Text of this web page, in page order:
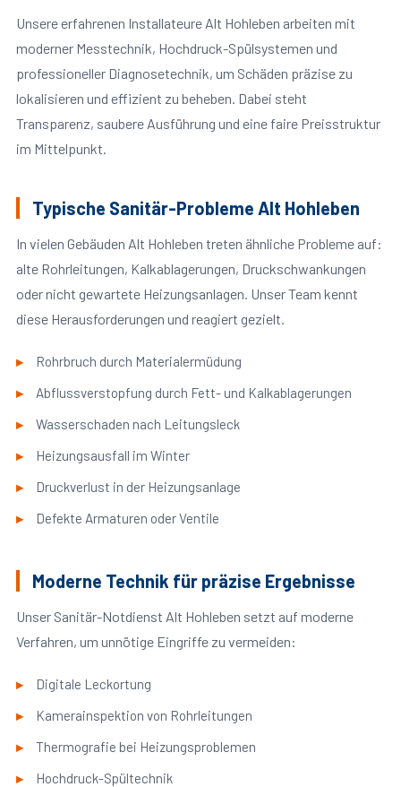
Unsere erfahrenen Installateure Alt Hohleben arbeiten mit
moderner Messtechnik, Hochdruck-Spülsystemen und
professioneller Diagnosetechnik, um Schäden präzise zu
lokalisieren und effizient zu beheben. Dabei steht
Transparenz, saubere Ausführung und eine faire Preisstruktur
im Mittelpunkt.
Typische Sanitär-Probleme Alt Hohleben
In vielen Gebäuden Alt Hohleben treten ähnliche Probleme auf:
alte Rohrleitungen, Kalkablagerungen, Druckschwankungen
oder nicht gewartete Heizungsanlagen. Unser Team kennt
diese Herausforderungen und reagiert gezielt.
Rohrbruch durch Materialermüdung
Abflussverstopfung durch Fett- und Kalkablagerungen
Wasserschaden nach Leitungsleck
Heizungsausfall im Winter
Druckverlust in der Heizungsanlage
Defekte Armaturen oder Ventile
Moderne Technik für präzise Ergebnisse
Unser Sanitär-Notdienst Alt Hohleben setzt auf moderne
Verfahren, um unnötige Eingriffe zu vermeiden:
Digitale Leckortung
Kamerainspektion von Rohrleitungen
Thermografie bei Heizungsproblemen
Hochdruck-Spültechnik